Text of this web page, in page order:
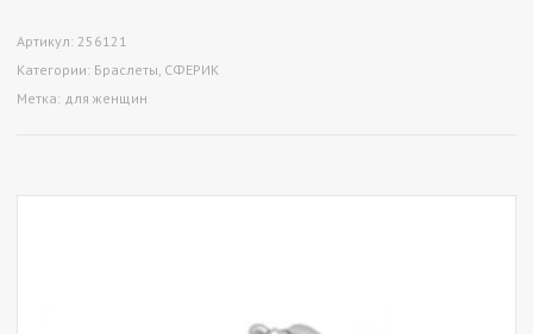
Артикул: 256121
Категории: Браслеты СФЕРИК
Метка: для женщин